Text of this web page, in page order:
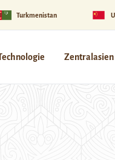
Turkmenistan
Zentralasien